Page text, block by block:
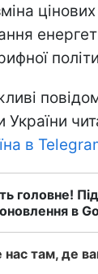
України
в
головне!
в
там, де